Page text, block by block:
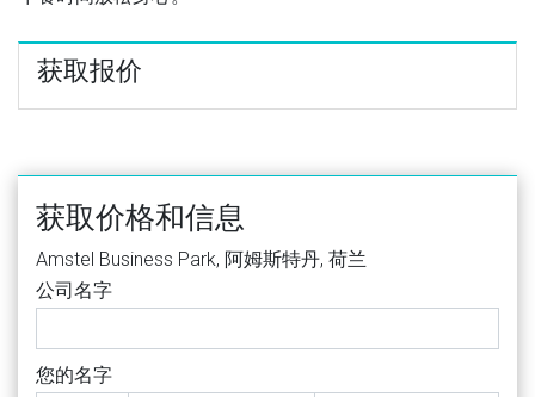
获取报价
获取价格和信息
Amstel Business Park, 阿姆斯特丹, 荷兰
公司名字
您的名字